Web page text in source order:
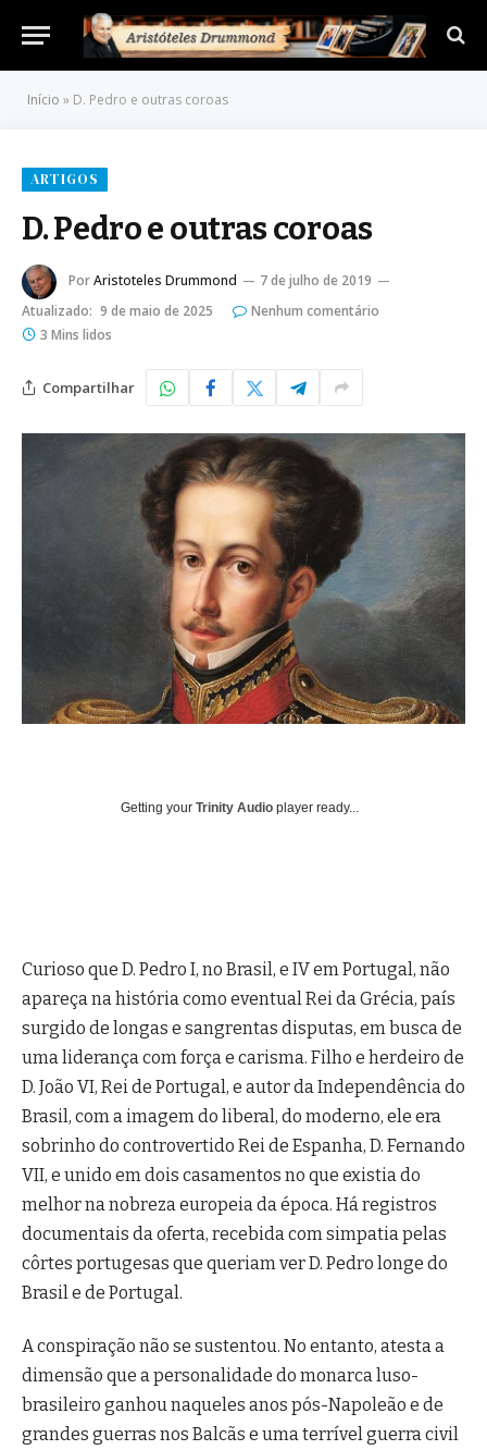
Início » D. Pedro e outras coroas
ARTIGOS
D. Pedro e outras coroas
PorAristoteles Drummond
7 de julho de 2019
Atualizado: 9 de maio de 2025
Nenhum comentário
3 Mins lidos
Compartilhar
Getting your Trinity Audio player ready...
Curioso que D. Pedro I, no Brasil, e IV em Portugal, não
apareça na história como eventual Rei da Grécia, país
surgido de longas e sangrentas disputas, em busca de
uma liderança com força e carisma. Filho e herdeiro de
D. João VI, Rei de Portugal, e autor da Independência do
Brasil, com a imagem do liberal, do moderno, ele era
sobrinho do controvertido Rei de Espanha, D. Fernando
VII, e unido em dois casamentos no que existia do
melhor na nobreza europeia da época. Há registros
documentais da oferta, recebida com simpatia pelas
côrtes portugesas que queriam ver D. Pedro longe do
Brasil e de Portugal.
A conspiração não se sustentou. No entanto, atesta a
dimensão que a personalidade do monarca luso-
brasileiro ganhou naqueles anos pós-Napoleão e de
grandes guerras nos Balcãs e uma terrível guerra civil